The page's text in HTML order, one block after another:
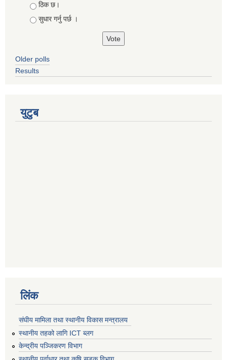
Choices
ठिक छ।
सुधार गर्नु पर्छ ।
Older polls
Results
युटुब
लिंक
संघीय मामिला तथा स्थानीय विकास मन्त्रालय
स्थानीय तहको लागि ICT ब्लग
केन्द्रीय पञ्जिकरण विभाग